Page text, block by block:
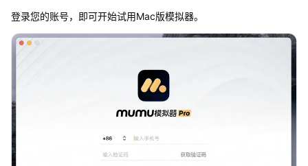
登录您的账号，即可开始试用Mac版模拟器。